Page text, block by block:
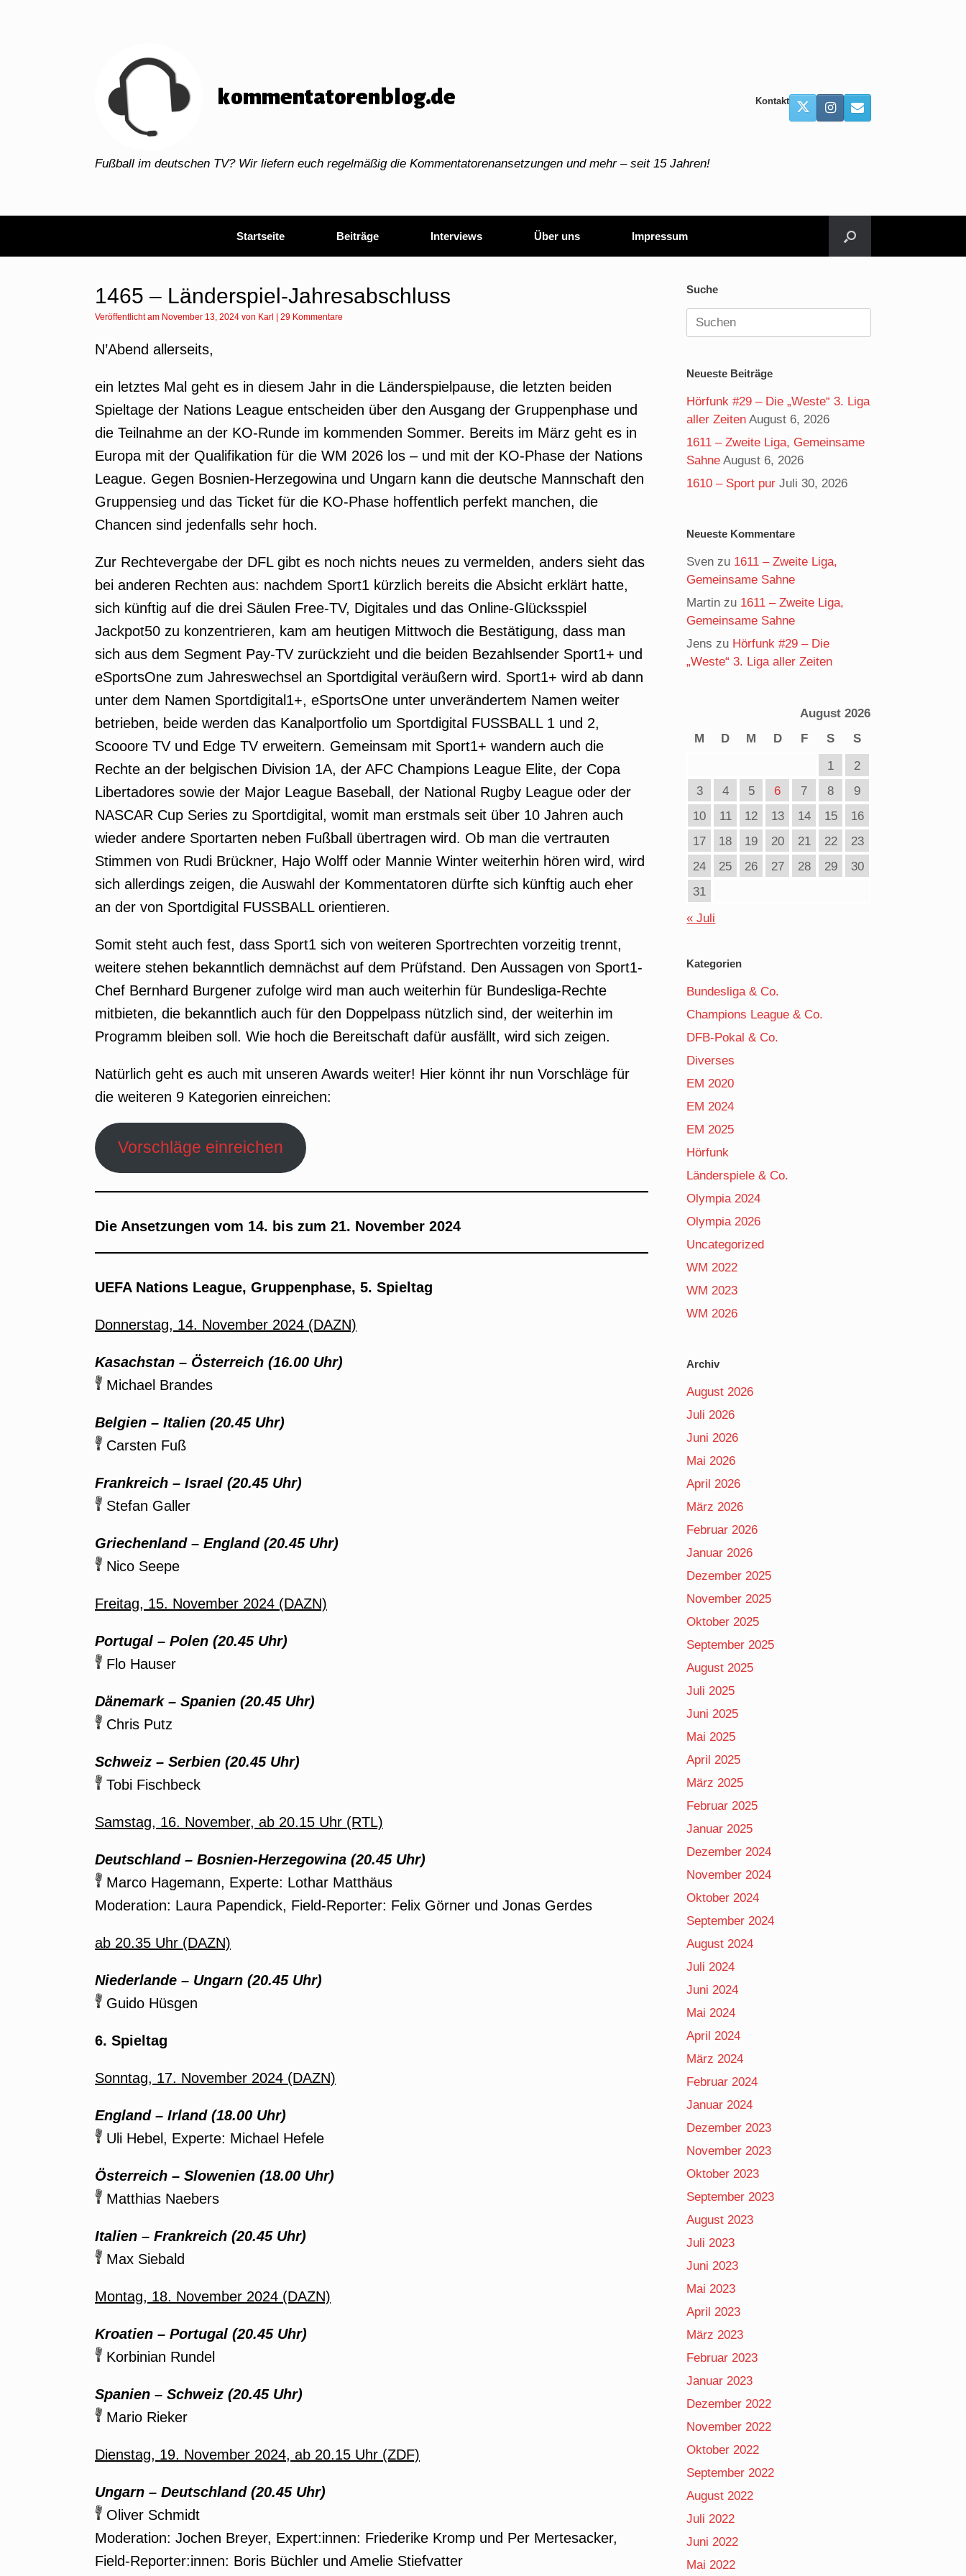
kommentatorenblog.de
Fußball im deutschen TV? Wir liefern euch regelmäßig die Kommentatorenansetzungen und mehr – seit 15 Jahren!
Kontakt
Startseite Beiträge Interviews Über uns Impressum
1465 – Länderspiel-Jahresabschluss
Veröffentlicht am November 13, 2024 von Karl 29 Kommentare
N’Abend allerseits,
ein letztes Mal geht es in diesem Jahr in die Länderspielpause, die letzten beiden
Spieltage der Nations League entscheiden über den Ausgang der Gruppenphase und
die Teilnahme an der KO-Runde im kommenden Sommer. Bereits im März geht es in
Europa mit der Qualifikation für die WM 2026 los – und mit der KO-Phase der Nations
League. Gegen Bosnien-Herzegowina und Ungarn kann die deutsche Mannschaft den
Gruppensieg und das Ticket für die KO-Phase hoffentlich perfekt manchen, die
Chancen sind jedenfalls sehr hoch.
Zur Rechtevergabe der DFL gibt es noch nichts neues zu vermelden, anders sieht das
bei anderen Rechten aus: nachdem Sport1 kürzlich bereits die Absicht erklärt hatte,
sich künftig auf die drei Säulen Free-TV, Digitales und das Online-Glücksspiel
Jackpot50 zu konzentrieren, kam am heutigen Mittwoch die Bestätigung, dass man
sich aus dem Segment Pay-TV zurückzieht und die beiden Bezahlsender Sport1+ und
eSportsOne zum Jahreswechsel an Sportdigital veräußern wird. Sport1+ wird ab dann
unter dem Namen Sportdigital1+, eSportsOne unter unverändertem Namen weiter
betrieben, beide werden das Kanalportfolio um Sportdigital FUSSBALL 1 und 2,
Scooore TV und Edge TV erweitern. Gemeinsam mit Sport1+ wandern auch die
Rechte an der belgischen Division 1A, der AFC Champions League Elite, der Copa
Libertadores sowie der Major League Baseball, der National Rugby League oder der
NASCAR Cup Series zu Sportdigital, womit man erstmals seit über 10 Jahren auch
wieder andere Sportarten neben Fußball übertragen wird. Ob man die vertrauten
Stimmen von Rudi Brückner, Hajo Wolff oder Mannie Winter weiterhin hören wird, wird
sich allerdings zeigen, die Auswahl der Kommentatoren dürfte sich künftig auch eher
an der von Sportdigital FUSSBALL orientieren.
Somit steht auch fest, dass Sport1 sich von weiteren Sportrechten vorzeitig trennt,
weitere stehen bekanntlich demnächst auf dem Prüfstand. Den Aussagen von Sport1-
Chef Bernhard Burgener zufolge wird man auch weiterhin für Bundesliga-Rechte
mitbieten, die bekanntlich auch für den Doppelpass nützlich sind, der weiterhin im
Programm bleiben soll. Wie hoch die Bereitschaft dafür ausfällt, wird sich zeigen.
Natürlich geht es auch mit unseren Awards weiter! Hier könnt ihr nun Vorschläge für
die weiteren 9 Kategorien einreichen:
Vorschläge einreichen
Die Ansetzungen vom 14. bis zum 21. November 2024
UEFA Nations League, Gruppenphase, 5. Spieltag
Donnerstag, 14. November 2024 (DAZN)
Kasachstan – Österreich (16.00 Uhr)
Michael Brandes
Belgien – Italien (20.45 Uhr)
Carsten Fuß
Frankreich – Israel (20.45 Uhr)
Stefan Galler
Griechenland – England (20.45 Uhr)
Nico Seepe
Freitag, 15. November 2024 (DAZN)
Portugal – Polen (20.45 Uhr)
Flo Hauser
Dänemark – Spanien (20.45 Uhr)
Chris Putz
Schweiz – Serbien (20.45 Uhr)
Tobi Fischbeck
Samstag, 16. November, ab 20.15 Uhr (RTL)
Deutschland – Bosnien-Herzegowina (20.45 Uhr)
Marco Hagemann, Experte: Lothar Matthäus
Moderation: Laura Papendick, Field-Reporter: Felix Görner und Jonas Gerdes
ab 20.35 Uhr (DAZN)
Niederlande – Ungarn (20.45 Uhr)
Guido Hüsgen
6. Spieltag
Sonntag, 17. November 2024 (DAZN)
England – Irland (18.00 Uhr)
Uli Hebel, Experte: Michael Hefele
Österreich – Slowenien (18.00 Uhr)
Matthias Naebers
Italien – Frankreich (20.45 Uhr)
Max Siebald
Montag, 18. November 2024 (DAZN)
Kroatien – Portugal (20.45 Uhr)
Korbinian Rundel
Spanien – Schweiz (20.45 Uhr)
Mario Rieker
Dienstag, 19. November 2024, ab 20.15 Uhr (ZDF)
Ungarn – Deutschland (20.45 Uhr)
Oliver Schmidt
Moderation: Jochen Breyer, Expert:innen: Friederike Kromp und Per Mertesacker,
Field-Reporter:innen: Boris Büchler und Amelie Stiefvatter
Suche
Suchen
nach:
Neueste Beiträge
Hörfunk #29 – Die „Weste“ 3. Liga
aller Zeiten August 6, 2026
1611 – Zweite Liga, Gemeinsame
Sahne August 6, 2026
1610 – Sport pur Juli 30, 2026
Neueste Kommentare
Sven zu 1611 – Zweite Liga,
Gemeinsame Sahne
Martin zu 1611 – Zweite Liga,
Gemeinsame Sahne
Jens zu Hörfunk #29 – Die
„Weste“ 3. Liga aller Zeiten
August 2026
M
D M D F S
S
1
2
3
4 5 6 7 8
9
10
11 12 13 14 15
16
17
18 19 20 21 22
23
24
25 26 27 28 29
30
31
« Juli
Kategorien
Bundesliga & Co.
Champions League & Co.
DFB-Pokal & Co.
Diverses
EM 2020
EM 2024
EM 2025
Hörfunk
Länderspiele & Co.
Olympia 2024
Olympia 2026
Uncategorized
WM 2022
WM 2023
WM 2026
Archiv
August 2026
Juli 2026
Juni 2026
Mai 2026
April 2026
März 2026
Februar 2026
Januar 2026
Dezember 2025
November 2025
Oktober 2025
September 2025
August 2025
Juli 2025
Juni 2025
Mai 2025
April 2025
März 2025
Februar 2025
Januar 2025
Dezember 2024
November 2024
Oktober 2024
September 2024
August 2024
Juli 2024
Juni 2024
Mai 2024
April 2024
März 2024
Februar 2024
Januar 2024
Dezember 2023
November 2023
Oktober 2023
September 2023
August 2023
Juli 2023
Juni 2023
Mai 2023
April 2023
März 2023
Februar 2023
Januar 2023
Dezember 2022
November 2022
Oktober 2022
September 2022
August 2022
Juli 2022
Juni 2022
Mai 2022